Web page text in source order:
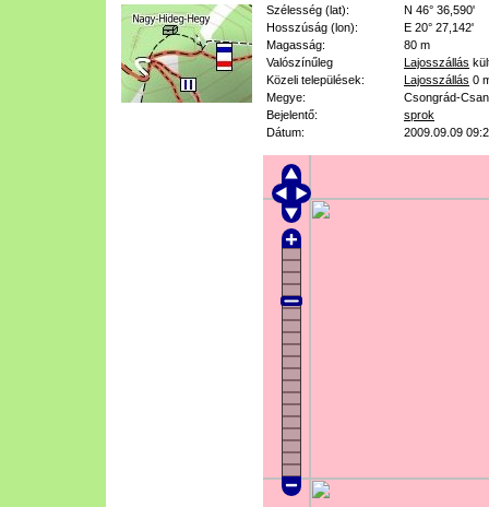
Szélesség (lat):
N 46° 36,590'
Hosszúság (lon):
E 20° 27,142'
Magasság:
80 m
Valószínűleg
Lajosszállás
Közeli települések:
Lajosszállás 0
Megye:
Csongrád-
Bejelentő:
sprok
Dátum:
2009.09.09